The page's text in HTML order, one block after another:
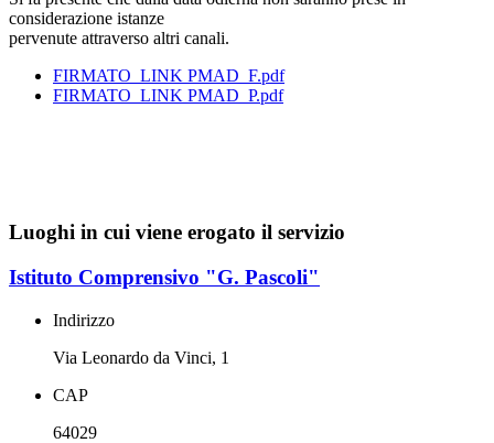
considerazione istanze
pervenute attraverso altri canali.
FIRMATO_LINK PMAD_F.pdf
FIRMATO_LINK PMAD_P.pdf
Luoghi in cui viene erogato il servizio
Istituto Comprensivo "G. Pascoli"
Indirizzo
Via Leonardo da Vinci, 1
CAP
64029